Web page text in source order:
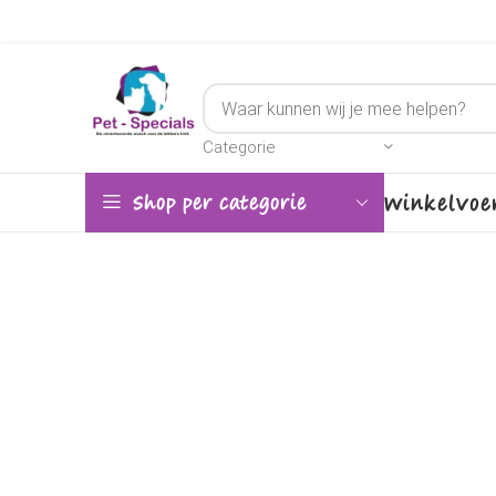
Categorie
Shop per categorie Winkel